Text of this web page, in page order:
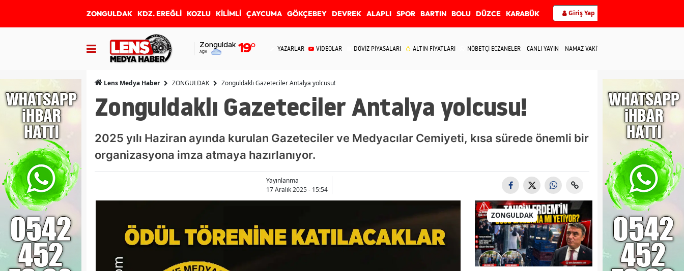
ZONGULDAK KDZ. EREĞLİ KOZLU KİLİMLİ ÇAYCUMA GÖKÇEBEY DEVREK ALAPLI SPOR BARTIN BOLU DÜZCE KARABÜK Giriş Yap
Zonguldak
Açık 19° YAZARLAR VİDEOLAR DÖVİZ PİYASALARI ALTIN FİYATLARI NÖBETÇİ ECZANELER CANLI YAYIN NAMAZ VAKİTLERİ
Lens Medya Haber ZONGULDAK Zonguldaklı Gazeteciler Antalya yolcusu!
Zonguldaklı Gazeteciler Antalya yolcusu!
2025 yılı Haziran ayında kurulan Gazeteciler ve Medyacılar Cemiyeti, kısa sürede önemli bir
organizasyona imza atmaya hazırlanıyor.
Yayınlanma
17 Aralık 2025 - 15:54
ZONGULDAK